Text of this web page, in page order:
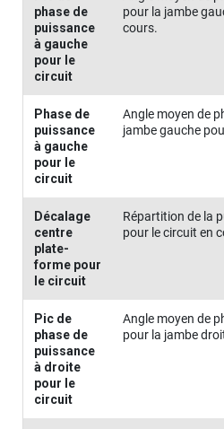
phase de
puissance
à gauche
pour le
circuit
pour la jambe
cours.
Phase de
puissance
à gauche
pour le
circuit
Angle moyen de
jambe gauche
Décalage
centre
plate-
forme pour
le circuit
Répartition de la
pour le circuit en
Pic de
phase de
puissance
à droite
pour le
circuit
Angle moyen de
pour la jambe